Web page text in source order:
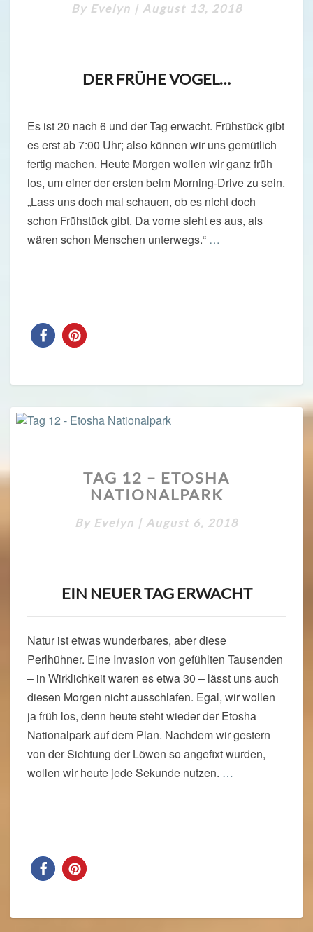
NATIONALPARK
By Evelyn | August 13, 2018
DER FRÜHE VOGEL…
Es ist 20 nach 6 und der Tag erwacht. Frühstück gibt
es erst ab 7:00 Uhr; also können wir uns gemütlich
fertig machen. Heute Morgen wollen wir ganz früh
los, um einer der ersten beim Morning-Drive zu sein.
„Lass uns doch mal schauen, ob es nicht doch
schon Frühstück gibt. Da vorne sieht es aus, als
wären schon Menschen unterwegs.“ …
12
–
NATIONALPARK
TAG 12 – ETOSHA
NATIONALPARK
By Evelyn | August 6, 2018
EIN NEUER TAG ERWACHT
Natur ist etwas wunderbares, aber diese
Perlhühner. Eine Invasion von gefühlten Tausenden
– in Wirklichkeit waren es etwa 30 – lässt uns auch
diesen Morgen nicht ausschlafen. Egal, wir wollen
ja früh los, denn heute steht wieder der Etosha
Nationalpark auf dem Plan. Nachdem wir gestern
von der Sichtung der Löwen so angefixt wurden,
wollen wir heute jede Sekunde nutzen. …